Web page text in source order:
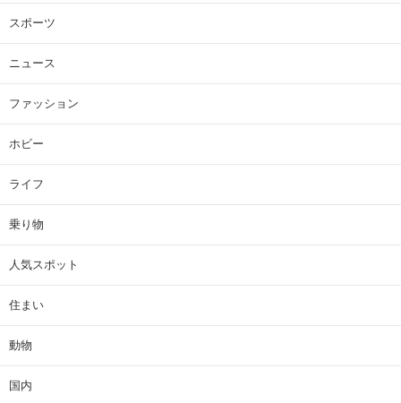
スポーツ
ニュース
ファッション
ホビー
ライフ
乗り物
人気スポット
住まい
動物
国内